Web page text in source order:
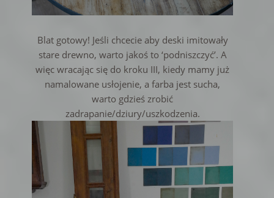
Blat gotowy! Jeśli chcecie aby deski imitowały
stare drewno, warto jakoś to ‘podniszczyć’. A
więc wracając się do kroku III, kiedy mamy już
namalowane usłojenie, a farba jest sucha,
warto gdzieś zrobić
zadrapanie/dziury/uszkodzenia.